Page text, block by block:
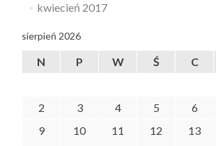
kwiecień 2017
sierpień 2026
N P W Ś C
2
3 4 5 6
9
10 11 12 13